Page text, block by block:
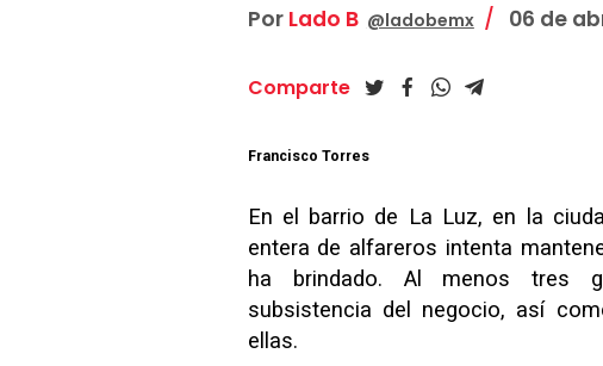
Por Lado B @ladobemx 06 de
Comparte
Francisco Torres
En el barrio de La Luz, en la
entera de alfareros intenta
ha brindado. Al menos tres
subsistencia del negocio, así
ellas.